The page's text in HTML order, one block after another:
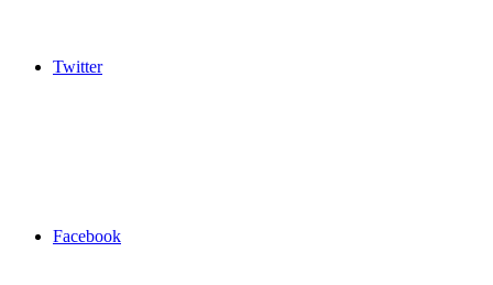
Twitter
Facebook